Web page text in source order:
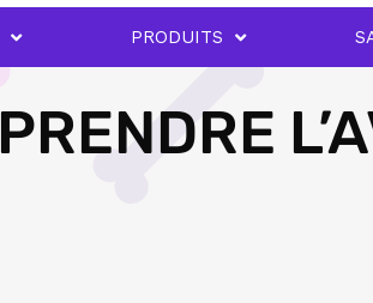
PRODUITS
PRENDRE